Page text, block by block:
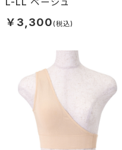
￥3,300